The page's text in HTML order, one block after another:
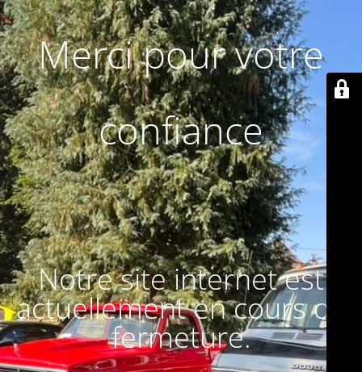
Merci pour votre
confiance
Notre site internet est
actuellement en cours de
fermeture.